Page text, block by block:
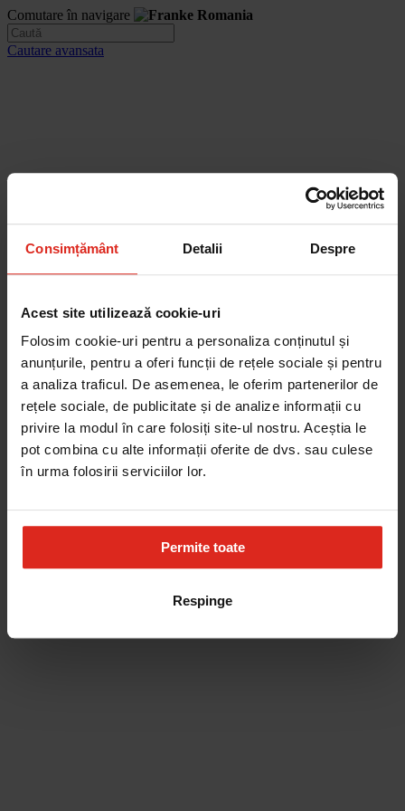
Consimțământ Detalii Despre
Acest site utilizează cookie-uri
Folosim cookie-uri pentru a personaliza conținutul și
anunțurile, pentru a oferi funcții de rețele sociale și pentru
a analiza traficul. De asemenea, le oferim partenerilor de
rețele sociale, de publicitate și de analize informații cu
privire la modul în care folosiți site-ul nostru. Aceștia le
pot combina cu alte informații oferite de dvs. sau culese
în urma folosirii serviciilor lor.
Permite toate
Respinge
Comutare în navigare
Cautare avansata